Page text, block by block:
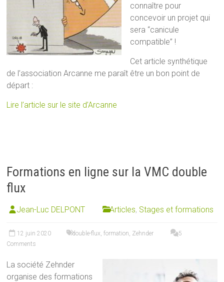
connaître pour
concevoir un projet qui
sera “canicule
compatible” !
Cet article synthétique
de l’association Arcanne me paraît être un bon point de
départ :
Lire l’article sur le site d’Arcanne
Formations en ligne sur la VMC double
flux
Jean-Luc DELPONT Articles, Stages et formations
12 juin 2020 double-flux ,formation Zehnder
5
Comments
La société Zehnder
organise des formations